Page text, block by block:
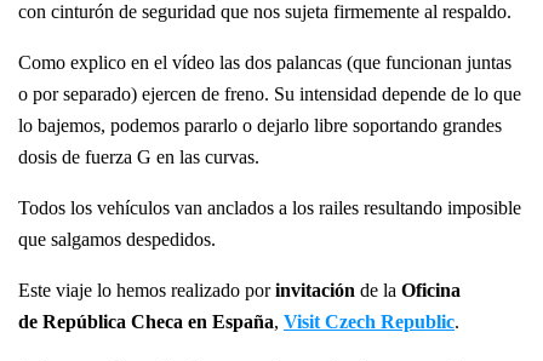
con cinturón de seguridad que nos sujeta firmemente al respaldo.
Como explico en el vídeo las dos palancas (que funcionan juntas
o por separado) ejercen de freno. Su intensidad depende de lo que
lo bajemos, podemos pararlo o dejarlo libre soportando grandes
dosis de fuerza G en las curvas.
Todos los vehículos van anclados a los railes resultando imposible
que salgamos despedidos.
Este viaje lo hemos realizado porinvitación de la Oficina
de República Checa en España, Visit Czech Republic.